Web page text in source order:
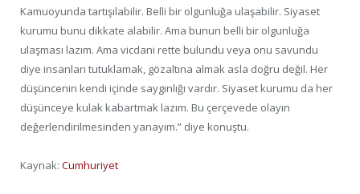
Kamuoyunda tartışılabilir. Belli bir olgunluğa ulaşabilir. Siyaset
kurumu bunu dikkate alabilir. Ama bunun belli bir olgunluğa
ulaşması lazım. Ama vicdani rette bulundu veya onu savundu
diye insanları tutuklamak, gözaltına almak asla doğru değil. Her
düşüncenin kendi içinde saygınlığı vardır. Siyaset kurumu da her
düşünceye kulak kabartmak lazım. Bu çerçevede olayın
değerlendirilmesinden yanayım.” diye konuştu.
Kaynak: Cumhuriyet